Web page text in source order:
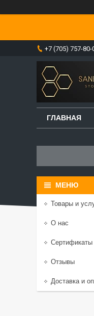
+7 (705) 757-80-
ГЛАВНАЯ
Товары и
О нас
Сертификаты
Отзывы
Доставка и